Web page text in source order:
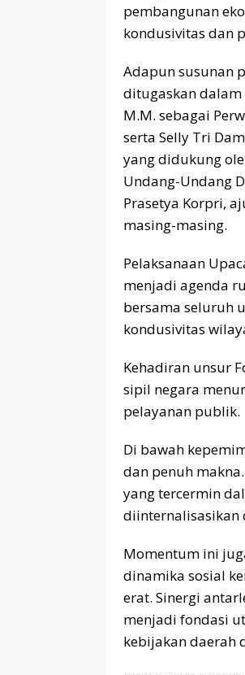
pembangunan
kondusivitas dan
Adapun susunan
ditugaskan dalam
M.M. sebagai
serta Selly Tri
yang didukung
Undang-Undang
Prasetya Korpri,
masing-masing.
Pelaksanaan
menjadi agenda
bersama seluruh
kondusivitas
Kehadiran unsur
sipil negara
pelayanan publik.
Di bawah
dan penuh
yang tercermin
diinternalisasikan
Momentum ini
dinamika sosial
erat. Sinergi
menjadi fondasi
kebijakan daerah